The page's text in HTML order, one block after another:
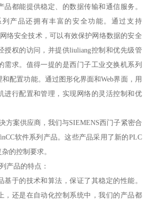
品都能提供稳定、的数据传输和通信服务。
产品还拥有丰富的安全功能。通过支持
络安全技术，可以有效保护网络数据的安全
授权的访问，并提供liuliang控制和优先级管
需求。值得一提的是西门子工业交换机系列
配置功能。通过图形化界面和Web界面，用
进行配置和管理，实现网络的灵活控制和优
供应商，我们与SIEMENS西门子紧密合
软件系列产品。这些产品采用了新的PLC
的控制要求。
产品的特点：
基于的技术和算法，保证了其稳定的性能。
，还是在自动化控制系统中，我们的产品都